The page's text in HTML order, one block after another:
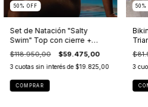
50 % OFF
Set de Natación "Salty
Swim" Top con cierre +
Bombacha alta - Jardín
$118.950,00 $59.475,00
3 cuotas sin interés de $19.825,00
COMPRAR
50
3